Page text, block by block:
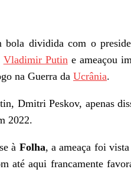
dividida com o
Vladimir Putine ameaçou
na Guerra da Ucrânia.
Dmitri Peskov, apenas
2022.
à Folha, a ameaça foi
até aqui francamente